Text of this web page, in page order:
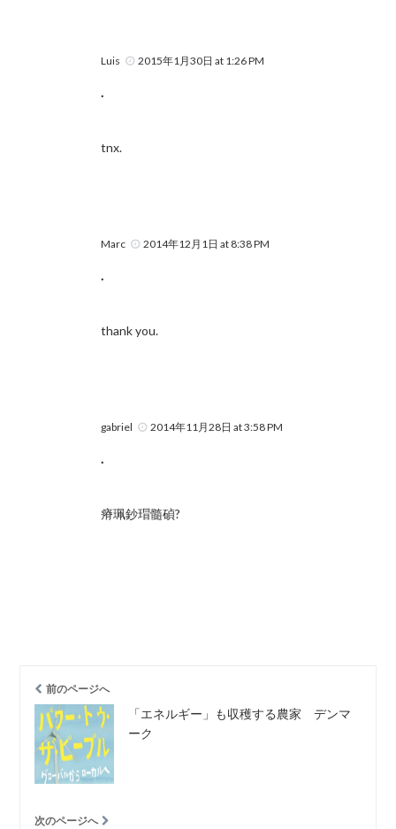
Luis 2015年1月30日 at 1:26 PM
.
tnx.
Marc 2014年12月1日 at 8:38 PM
.
thank you.
gabriel 2014年11月28日 at 3:58 PM
.
瘠珮鈔瑁髓碵?
前のページへ
「エネルギー」も収穫する農家 デンマ
ーク
次のページへ